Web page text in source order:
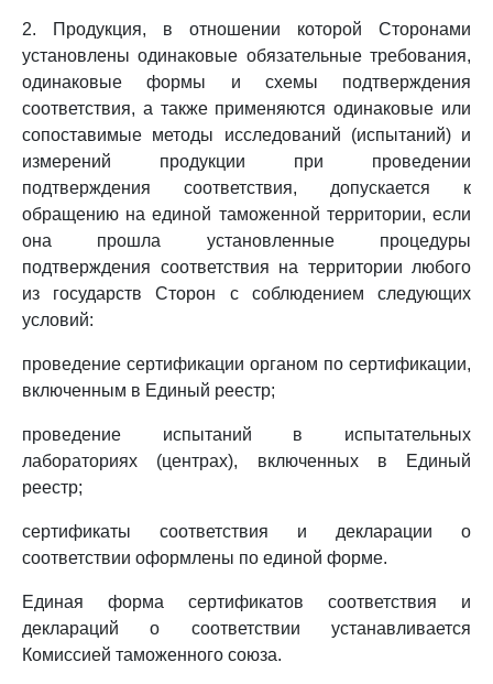
2. Продукция, в отношении которой Сторонами
установлены одинаковые обязательные требования,
одинаковые формы и схемы подтверждения
соответствия, а также применяются одинаковые или
сопоставимые методы исследований (испытаний) и
измерений продукции при проведении
подтверждения соответствия, допускается к
обращению на единой таможенной территории, если
она прошла установленные процедуры
подтверждения соответствия на территории любого
из государств Сторон с соблюдением следующих
условий:
проведение сертификации органом по сертификации,
включенным в Единый реестр;
проведение испытаний в испытательных
лабораториях (центрах), включенных в Единый
реестр;
сертификаты соответствия и декларации о
соответствии оформлены по единой форме.
Единая форма сертификатов соответствия и
деклараций о соответствии устанавливается
Комиссией таможенного союза.